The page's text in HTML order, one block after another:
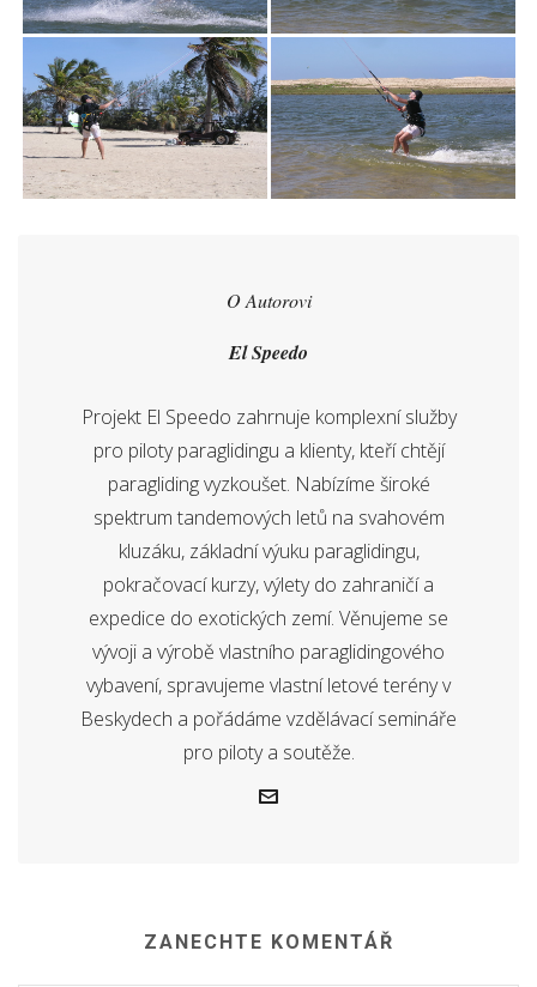
O Autorovi
El Speedo
Projekt El Speedo zahrnuje komplexní služby
pro piloty paraglidingu a klienty, kteří chtějí
paragliding vyzkoušet. Nabízíme široké
spektrum tandemových letů na svahovém
kluzáku, základní výuku paraglidingu,
pokračovací kurzy, výlety do zahraničí a
expedice do exotických zemí. Věnujeme se
vývoji a výrobě vlastního paraglidingového
vybavení, spravujeme vlastní letové terény v
Beskydech a pořádáme vzdělávací semináře
pro piloty a soutěže.
ZANECHTE KOMENTÁŘ